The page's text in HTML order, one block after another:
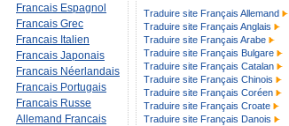
Francais Espagnol
Francais Grec
Francais Italien
Francais Japonais
Francais Néerlandais
Francais Portugais
Francais Russe
Allemand Francais
Traduire site Français Allemand
Traduire site Français Anglais
Traduire site Français Arabe
Traduire site Français Bulgare
Traduire site Français Catalan
Traduire site Français Chinois
Traduire site Français Coréen
Traduire site Français Croate
Traduire site Français Danois